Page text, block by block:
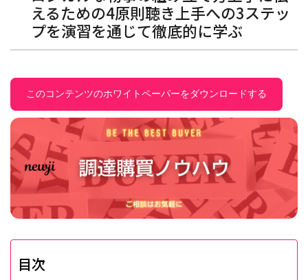
えるための4原則聴き上手への3ステッ
プを演習を通じて徹底的に学ぶ
このコンテンツのホワイトペーパーをダウンロードする
目次